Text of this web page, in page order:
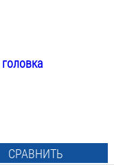
СРАВНИТЬ